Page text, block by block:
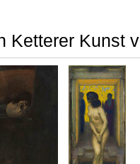
Ketterer Kunst